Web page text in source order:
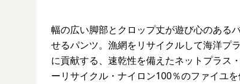
幅の広い脚部とクロップ丈が遊び心のある
せるパンツ。漁網をリサイクルして海洋プ
に貢献する、速乾性を備えたネットプラス
ーリサイクル・ナイロン100％のファイユ